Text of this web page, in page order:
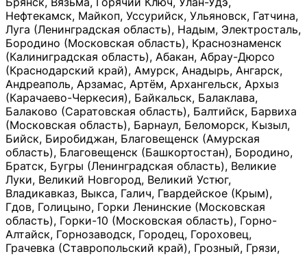
Нефтекамск, Майкоп, Уссурийск, Ульяновск, Гатчина,
Луга (Ленинградская область), Надым, Электросталь,
Бородино (Московская область), Краснознаменск
(Калиниградская область), Абакан, Абрау-Дюрсо
(Краснодарский край), Амурск, Анадырь, Ангарск,
Андреаполь, Арзамас, Артём, Архангельск, Архыз
(Карачаево-Черкесия), Байкальск, Балаклава,
Балаково (Саратовская область), Балтийск, Барвиха
(Московская область), Барнаул, Беломорск, Кызыл,
Бийск, Биробиджан, Благовещенск (Амурская
область), Благовещенск (Башкортостан), Бородино,
Братск, Бугры (Ленинградская область), Великие
Луки, Великий Новгород, Великий Устюг,
Владикавказ, Выкса, Галич, Гвардейское (Крым),
Гдов, Голицыно, Горки Ленинские (Московская
область), Горки-10 (Московская область), Горно-
Алтайск, Горнозаводск, Городец, Гороховец,
Грачевка (Ставропольский край), Грозный, Грязи,